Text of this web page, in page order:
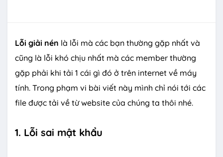
Lỗi giải nén là lỗi mà các bạn thường gặp nhất và
cũng là lỗi khó chịu nhất mà các member thường
gặp phải khi tải 1 cái gì đó ở trên internet về máy
tính. Trong phạm vi bài viết này mình chỉ nói tới các
file được tải về từ website của chúng ta thôi nhé.
1. Lỗi sai mật khẩu